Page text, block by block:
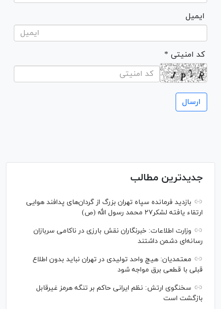
ایمیل
* کد امنیتی
جدیدترین مطالب
بازدید فرمانده سپاه تهران بزرگ از گردان‌های پدافند هوایی
ارتقاء یافته لشکر۲۷ محمد رسول الله (ص)
وزارت اطلاعات: خبرنگاران نقش بارزی در ناکامی سربازان
رسانه‌ای دشمن داشتند
معتمدیان: هیچ واحد تولیدی در تهران نباید بدون اطلاع
قبلی با قطعی برق مواجه شود
سخنگوی ارتش: نظم ایرانی حاکم بر تنگه هرمز غیرقابل
بازگشت است